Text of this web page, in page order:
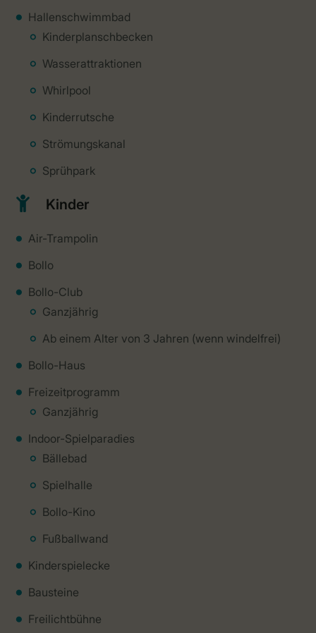
Hallenschwimmbad
Kinderplanschbecken
Wasserattraktionen
Whirlpool
Kinderrutsche
Strömungskanal
Sprühpark
Kinder
Air-Trampolin
Bollo
Bollo-Club
Ganzjährig
Ab einem Alter von 3 Jahren (wenn windelfrei)
Bollo-Haus
Freizeitprogramm
Ganzjährig
Indoor-Spielparadies
Bällebad
Spielhalle
Bollo-Kino
Fußballwand
Kinderspielecke
Bausteine
Freilichtbühne